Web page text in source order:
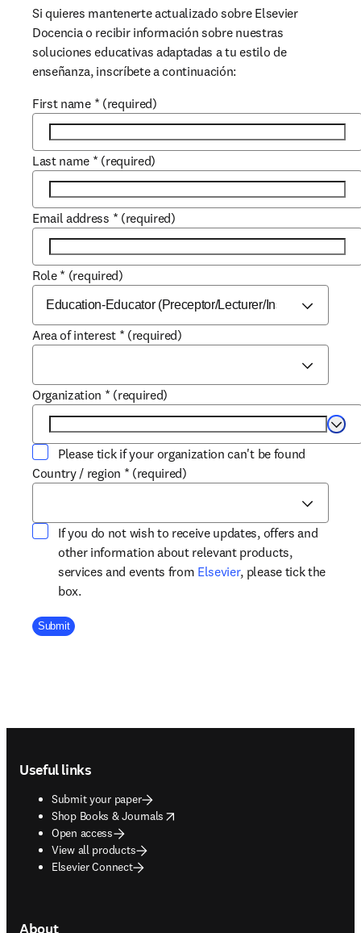
Si quieres mantenerte actualizado sobre Elsevier
Docencia o recibir información sobre nuestras
soluciones educativas adaptadas a tu estilo de
enseñanza, inscríbete a continuación:
First name * (required)
Last name * (required)
Email address * (required)
Role * (required)
Area of interest * (required)
Organization * (required)
Please tick if your organization can't be found
Country / region * (required)
If you do not wish to receive updates, offers and
other information about relevant products,
services and events from Elsevieropens in new tab/
, please tick the
box.
Company Division
Submit
Useful links
Submit your paper
Shop Books & Journals
opens in new tab/window
Open access
View all products
Elsevier Connect
About